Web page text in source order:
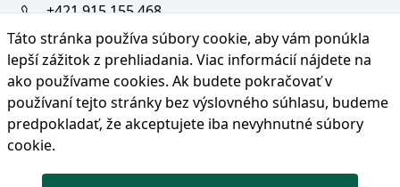
Táto stránka používa súbory cookie, aby vám ponúkla
lepší zážitok z prehliadania. Viac informácií nájdete na
ako používame cookies. Ak budete pokračovať v
používaní tejto stránky bez výslovného súhlasu, budeme
predpokladať, že akceptujete iba nevyhnutné súbory
cookie.
+421 915 155 468
+36/30 343 6714
bratislava@lincos.sk
Lincos s.r.o., Rustaveliho 4, 831 06 Bratislava - m. č.
Rača, Slovensko
Iba sídlo firmy